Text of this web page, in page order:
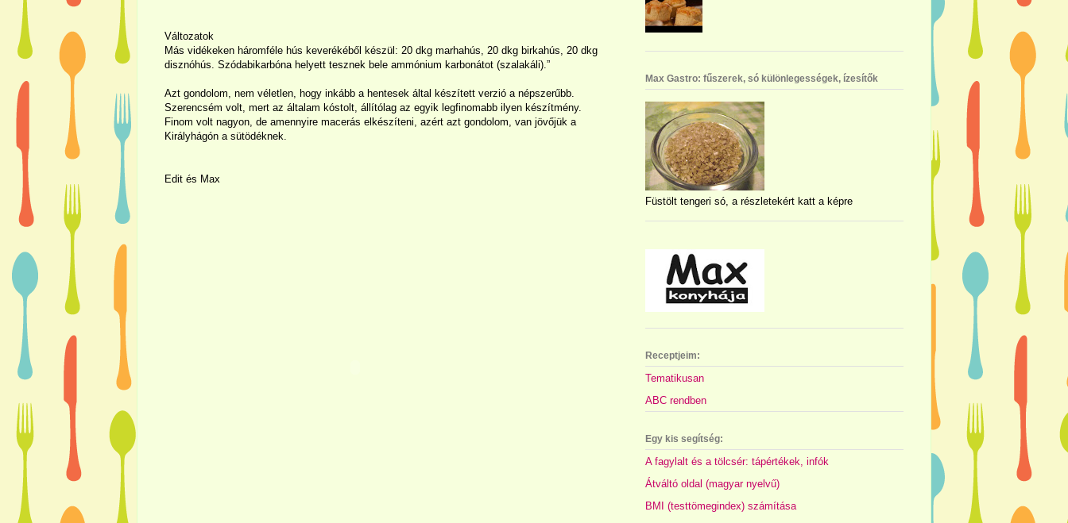
Változatok
Más vidékeken háromféle hús keverékéből készül: 20 dkg marhahús, 20 dkg birkahús, 20 dkg
disznóhús. Szódabikarbóna helyett tesznek bele ammónium karbonátot (szalakáli).”
Azt gondolom, nem véletlen, hogy inkább a hentesek által készített verzió a népszerűbb.
Szerencsém volt, mert az általam kóstolt, állítólag az egyik legfinomabb ilyen készítmény.
Finom volt nagyon, de amennyire macerás elkészíteni, azért azt gondolom, van jövőjük a
Királyhágón a sütödéknek.
Edit és Max
Max Gastro: fűszerek, só különlegességek, ízesítők
Füstölt tengeri só, a részletekért katt a képre
Receptjeim:
Tematikusan
ABC rendben
Egy kis segítség:
A fagylalt és a tölcsér: tápértékek, infók
Átváltó oldal (magyar nyelvű)
BMI (testtömegindex) számítása